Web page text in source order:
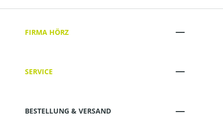
FIRMA HÖRZ
SERVICE
BESTELLUNG & VERSAND